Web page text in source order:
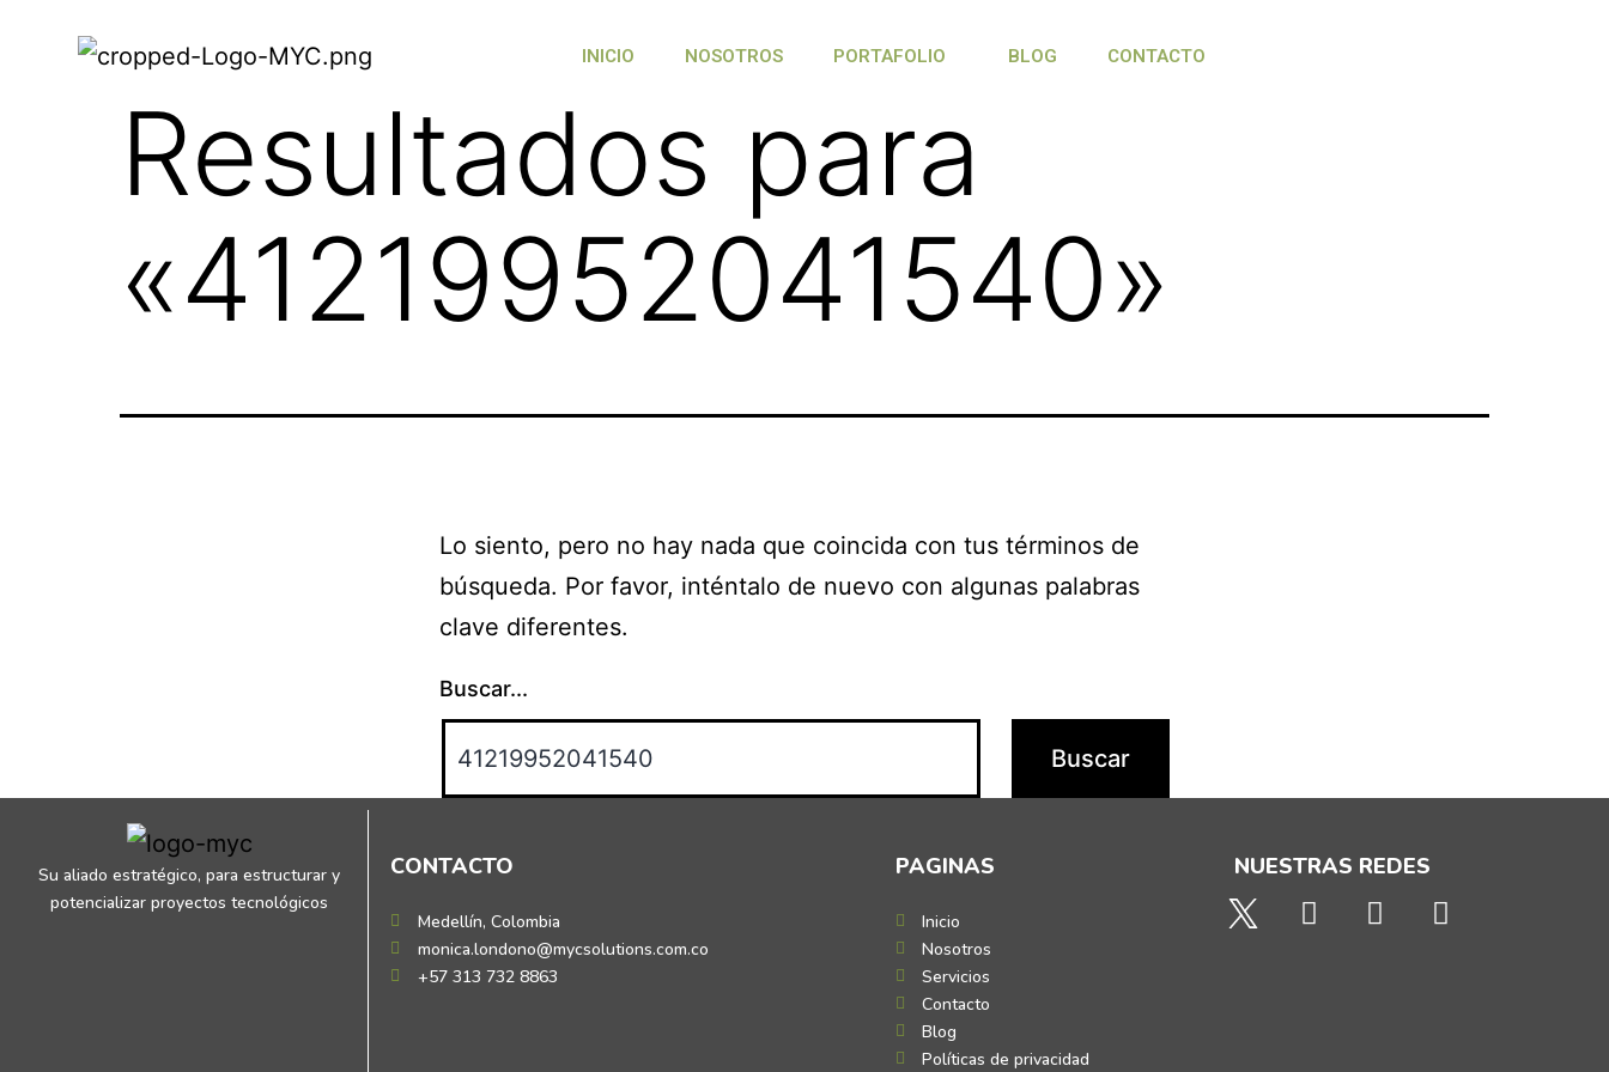
INICIO NOSOTROS PORTAFOLIO BLOG CONTACTO
Resultados para
«41219952041540»
Lo siento, pero no hay nada que coincida con tus términos de
búsqueda. Por favor, inténtalo de nuevo con algunas palabras
clave diferentes.
Buscar...
Su aliado estratégico, para estructurar y
potencializar proyectos tecnológicos
CONTACTO
Medellín, Colombia
monica.londono@mycsolutions.com.co
+57 313 732 8863
PAGINAS
Inicio
Nosotros
Servicios
Contacto
Blog
Políticas de privacidad
NUESTRAS REDES